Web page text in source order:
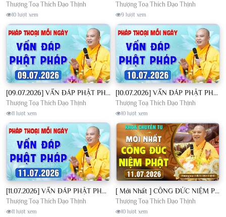
Thượng Toạ Thích Đạo Thịnh
10 lượt xem
Thượng Toạ Thích Đạo Thịnh
9 lượt xem
[09.07.2026] VẤN ĐÁP PHẬT PHÁP - Nghe Thầy giảng Pháp mỗi ngày CÔNG ĐỨC VÔ LƯỢNG│TT. Thích Đạo Thịnh
Thượng Toạ Thích Đạo Thịnh
11 lượt xem
[10.07.2026] VẤN ĐÁP PHẬT PHÁP - Nghe Thầy giảng Pháp mỗi ngày CÔNG ĐỨC VÔ LƯỢNG│TT. Thích Đạo Thịnh
Thượng Toạ Thích Đạo Thịnh
10 lượt xem
[11.07.2026] VẤN ĐÁP PHẬT PHÁP - Nghe Thầy giảng Pháp mỗi ngày CÔNG ĐỨC VÔ LƯỢNG│TT. Thích Đạo Thịnh
Thượng Toạ Thích Đạo Thịnh
11 lượt xem
[ Mới Nhất ] CÔNG ĐỨC NIỆM PHẬT - Khoá Chuyên Tu Chùa Khai Nguyên 11/07/2026 | TT. Thích Đạo Thịnh
Thượng Toạ Thích Đạo Thịnh
10 lượt xem